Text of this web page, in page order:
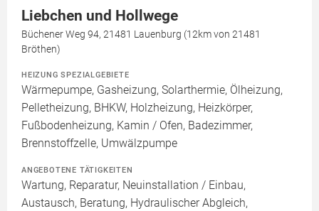
Liebchen und Hollwege
Büchener Weg 94, 21481 Lauenburg (12km von 21481
Bröthen)
HEIZUNG SPEZIALGEBIETE
Wärmepumpe, Gasheizung, Solarthermie, Ölheizung,
Pelletheizung, BHKW, Holzheizung, Heizkörper,
Fußbodenheizung, Kamin / Ofen, Badezimmer,
Brennstoffzelle, Umwälzpumpe
ANGEBOTENE TÄTIGKEITEN
Wartung, Reparatur, Neuinstallation / Einbau,
Austausch, Beratung, Hydraulischer Abgleich,